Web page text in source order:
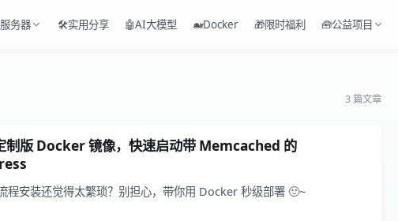
务器 🛠️实用分享 🤖AI大模型 🐋Docker 🎁限时福利 🧰公益项目
3 篇文章
制版 Docker 镜像，快速启动带 Memcached 的
程安装还觉得太繁琐？别担心，带你用 Docker 秒级部署 🙂~